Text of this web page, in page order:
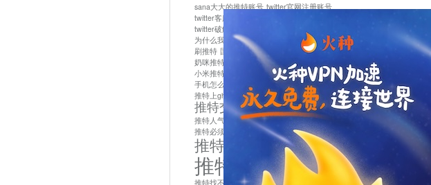
sana大大的推特账号 twitter官网注册账号
twitter客服
twitter破解版下载
为什么我推特无法保存设置
作者sana推特是什么
刷推特 国内为什么不能用twitter 国内能用twitter吗
奶咪推特
如何找回推特密码
小米推特闪退是怎么回事 怎么看推特上的视频
手机怎么注册推特账号
推特devil
推特上ghs的女博主
推特交友软件app下载
推特人气萌货小蔡头喵喵喵 推特实名制
推特必须用外网吗
推特怎么取消关联手机号
推特怎么看敏感内容苹果
推特找不到账号 推特注册必须要手机号